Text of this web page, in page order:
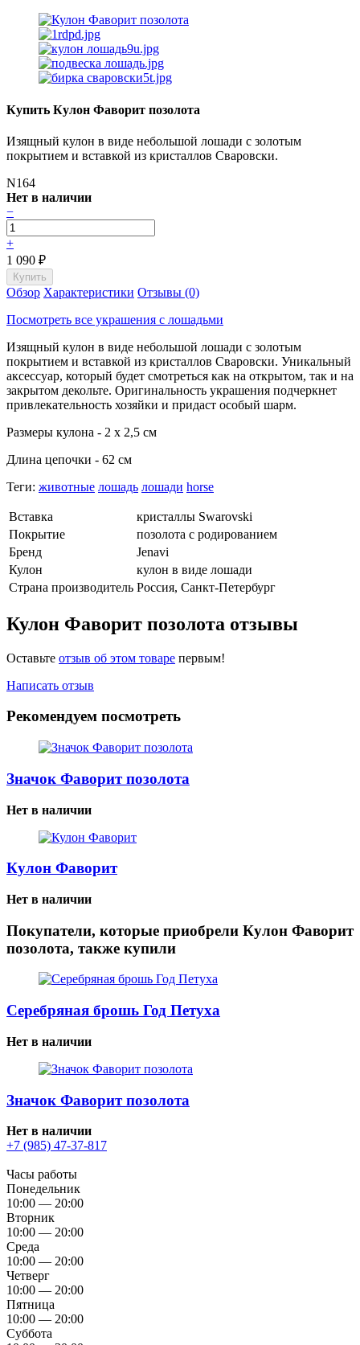
Купить Кулон Фаворит позолота
Изящный кулон в виде небольшой лошади с золотым
покрытием и вставкой из кристаллов Сваровски.
N164
Нет в наличии
−
+
1 090 ₽
Обзор Характеристики Отзывы (0)
Посмотреть все украшения с лошадьми
Изящный кулон в виде небольшой лошади с золотым
покрытием и вставкой из кристаллов Сваровски. Уникальный
аксессуар, который будет смотреться как на открытом, так и на
закрытом декольте. Оригинальность украшения подчеркнет
привлекательность хозяйки и придаст особый шарм.
Размеры кулона - 2 х 2,5 см
Длина цепочки - 62 см
Теги: животные лошадь лошади horse
Вставка
кристаллы Swarovski
Покрытие
позолота с родированием
Бренд
Jenavi
Кулон
кулон в виде лошади
Страна производитель Россия, Санкт-Петербург
Кулон Фаворит позолота отзывы
Оставьте отзыв об этом товаре первым!
Написать отзыв
Рекомендуем посмотреть
Значок Фаворит позолота
Нет в наличии
Кулон Фаворит
Нет в наличии
Покупатели, которые приобрели Кулон Фаворит
позолота, также купили
Серебряная брошь Год Петуха
Нет в наличии
Значок Фаворит позолота
Нет в наличии
+7 (985) 47-37-817
Часы работы
Понедельник
10:00 — 20:00
Вторник
10:00 — 20:00
Среда
10:00 — 20:00
Четверг
10:00 — 20:00
Пятница
10:00 — 20:00
Суббота